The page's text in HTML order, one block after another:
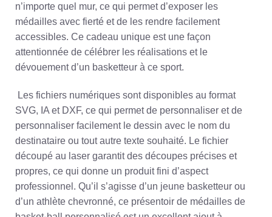
n’importe quel mur, ce qui permet d’exposer les
médailles avec fierté et de les rendre facilement
accessibles. Ce cadeau unique est une façon
attentionnée de célébrer les réalisations et le
dévouement d’un basketteur à ce sport.
Les fichiers numériques sont disponibles au format
SVG, IA et DXF, ce qui permet de personnaliser et de
personnaliser facilement le dessin avec le nom du
destinataire ou tout autre texte souhaité. Le fichier
découpé au laser garantit des découpes précises et
propres, ce qui donne un produit fini d’aspect
professionnel. Qu’il s’agisse d’un jeune basketteur ou
d’un athlète chevronné, ce présentoir de médailles de